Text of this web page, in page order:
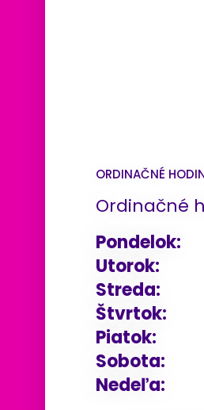
ORDINAČNÉ
Ordinačné
Pondelok:
Utorok:
Streda:
Štvrtok:
Piatok:
Sobota:
Nedeľa: